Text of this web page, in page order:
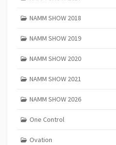
NAMM SHOW 2018
NAMM SHOW 2019
NAMM SHOW 2020
NAMM SHOW 2021
NAMM SHOW 2026
One Control
Ovation